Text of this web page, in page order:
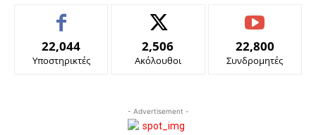
22,044
Υποστηρικτές
2,506
Ακόλουθοι
22,800
Συνδρομητές
- Advertisement -